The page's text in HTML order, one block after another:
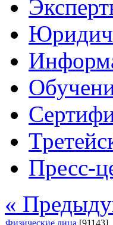
Пресс-
«
Физические лица [91143]